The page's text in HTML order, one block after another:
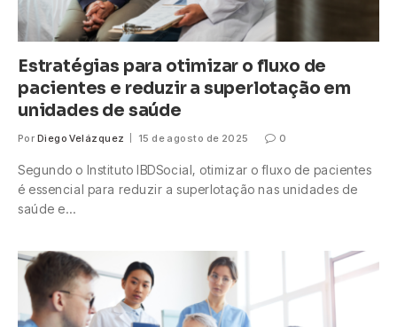
Estratégias para otimizar o fluxo de
pacientes e reduzir a superlotação em
unidades de saúde
Por Diego Velázquez 15 de agosto de 2025 0
Segundo o Instituto IBDSocial, otimizar o fluxo de pacientes
é essencial para reduzir a superlotação nas unidades de
saúde e…